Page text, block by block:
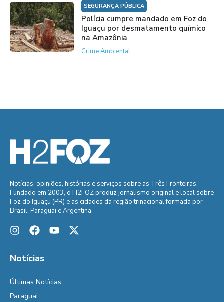
SEGURANÇA PÚBLICA
Polícia cumpre mandado em Foz do
Iguaçu por desmatamento químico
na Amazônia
Crime Ambiental
Notícias, opiniões, histórias e serviços sobre as Três Fronteiras.
Fundado em 2003, o H2FOZ produz jornalismo original e local sobre
Foz do Iguaçu (PR) e as cidades da região trinacional formada por
Brasil, Paraguai e Argentina.
Notícias
Últimas Notícias
Paraguai